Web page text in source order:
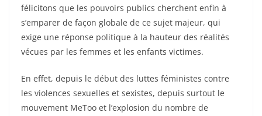
félicitons que les pouvoirs publics cherchent enfin à
s’emparer de façon globale de ce sujet majeur, qui
exige une réponse politique à la hauteur des réalités
vécues par les femmes et les enfants victimes.
En effet, depuis le début des luttes féministes contre
les violences sexuelles et sexistes, depuis surtout le
mouvement MeToo et l’explosion du nombre de